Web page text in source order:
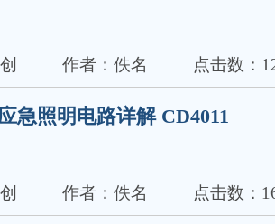
作者：佚名 点击数：
急照明电路详解 CD4011
作者：佚名 点击数：